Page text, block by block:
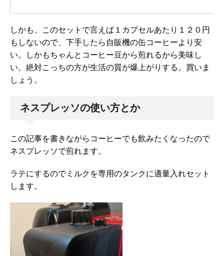
しかも、このセットで言えば１カプセルあたり１２０円
もしないので、下手したら自販機の缶コーヒーより安
い。しかもちゃんとコーヒー豆から煎れるから美味し
い。絶対こっちの方が生活の質が爆上がりする。買いま
しょう。
ネスプレッソの使い方とか
この記事を書きながらコーヒーでも飲みたくなったので
ネスプレッソで煎れます。
ラテにするのでミルクを専用のタンクに適量入れセット
します。